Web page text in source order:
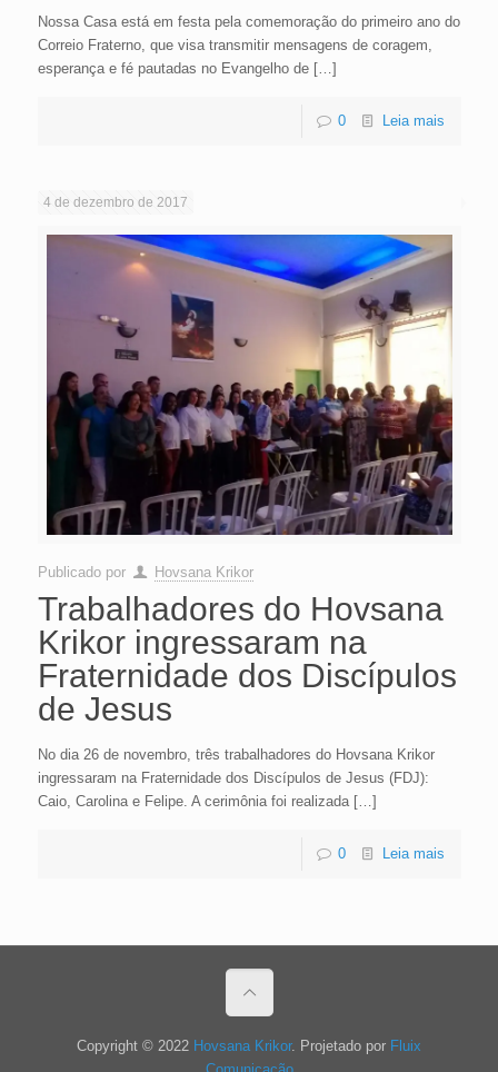
Nossa Casa está em festa pela comemoração do primeiro ano do
Correio Fraterno, que visa transmitir mensagens de coragem,
esperança e fé pautadas no Evangelho de[…]
0 Leia mais
4 de dezembro de 2017
Publicado por Hovsana Krikor
Trabalhadores do Hovsana
Krikor ingressaram na
Fraternidade dos Discípulos
de Jesus
No dia 26 de novembro, três trabalhadores do Hovsana Krikor
ingressaram na Fraternidade dos Discípulos de Jesus (FDJ):
Caio, Carolina e Felipe. A cerimônia foi realizada[…]
0 Leia mais
Copyright © 2022 Hovsana Krikor. Projetado por Fluix